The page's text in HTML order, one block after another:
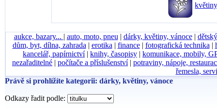
aukce, bazary... | auto, moto, pneu | dárky, květiny, vánoce|
dům, byt, dílna, zahrada | erotika | finance| fotografická technika |
kancelář, papírnictví| knihy, časopisy | komunikace, mobily,
nezařaditelné | počítače a příslušenství| potraviny, nápoje,
řemesla,
Právě si prohlížíte kategorii: dárky, květiny, vánoce
Odkazy řadit podle: